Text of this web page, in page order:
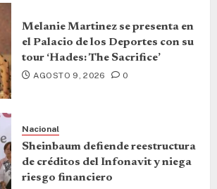
Melanie Martinez se presenta en
el Palacio de los Deportes con su
tour ‘Hades: The Sacrifice’
AGOSTO 9, 2026 0
Nacional
Sheinbaum defiende reestructura
de créditos del Infonavit y niega
riesgo financiero